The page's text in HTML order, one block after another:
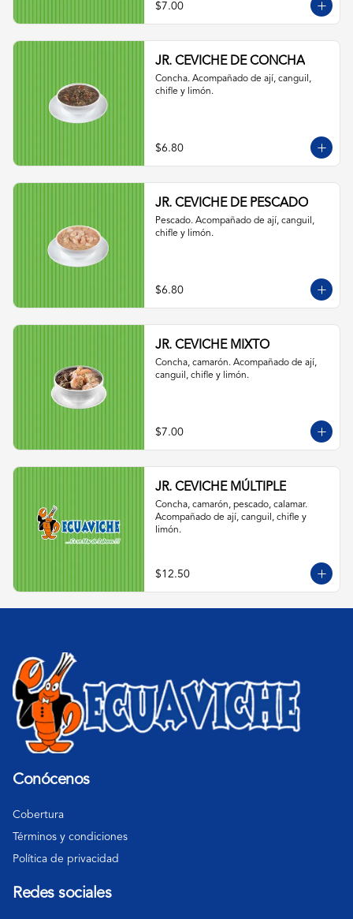
$7.00
JR. CEVICHE DE CONCHA
Concha. Acompañado de ají, canguil,
chifle y limón.
$6.80
JR. CEVICHE DE PESCADO
Pescado. Acompañado de ají, canguil,
chifle y limón.
$6.80
JR. CEVICHE MIXTO
Concha, camarón. Acompañado de ají,
canguil, chifle y limón.
$7.00
JR. CEVICHE MÚLTIPLE
Concha, camarón, pescado, calamar.
Acompañado de ají, canguil, chifle y
limón.
$12.50
Conócenos
Cobertura
Términos y condiciones
Política de privacidad
Redes sociales